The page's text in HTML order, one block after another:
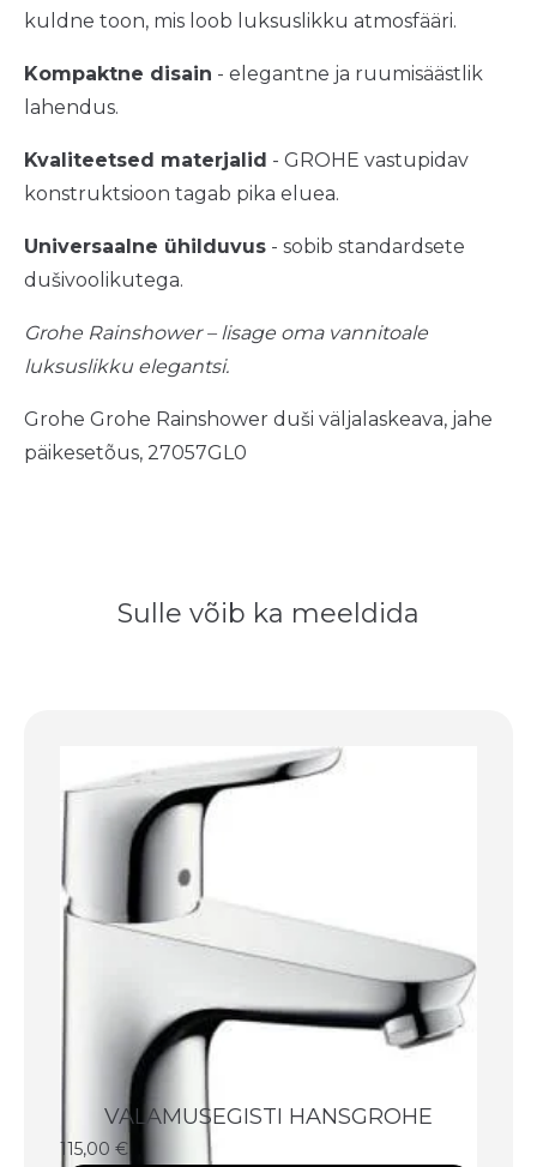
kuldne toon, mis loob luksuslikku atmosfääri.
Kompaktne disain - elegantne ja ruumisäästlik
lahendus.
Kvaliteetsed materjalid - GROHE vastupidav
konstruktsioon tagab pika eluea.
Universaalne ühilduvus - sobib standardsete
dušivoolikutega.
Grohe Rainshower – lisage oma vannitoale
luksuslikku elegantsi.
Grohe Grohe Rainshower duši väljalaskeava, jahe
päikesetõus, 27057GL0
Sulle võib ka meeldida
VALAMUSEGISTI HANSGROHE
115,00 €